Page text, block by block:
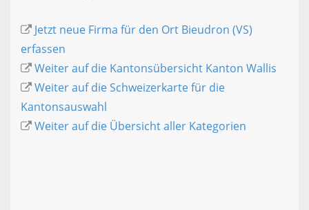
Jetzt neue Firma für den Ort Bieudron (VS)
erfassen
Weiter auf die Kantonsübersicht Kanton Wallis
Weiter auf die Schweizerkarte für die
Kantonsauswahl
Weiter auf die Übersicht aller Kategorien